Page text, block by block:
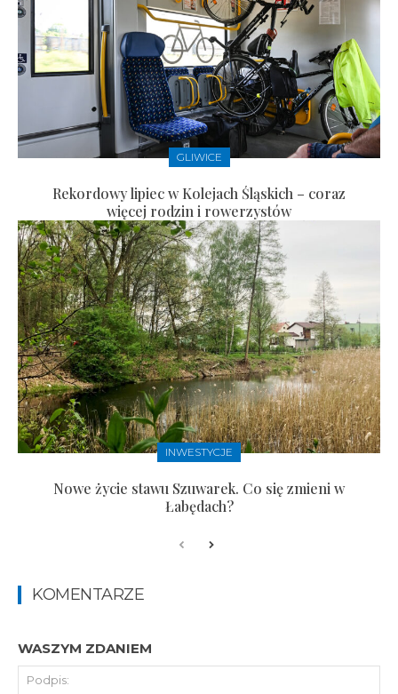
GLIWICE
Rekordowy lipiec w Kolejach Śląskich – coraz
więcej rodzin i rowerzystów
INWESTYCJE
Nowe życie stawu Szuwarek. Co się zmieni w
Łabędach?
KOMENTARZE
WASZYM ZDANIEM